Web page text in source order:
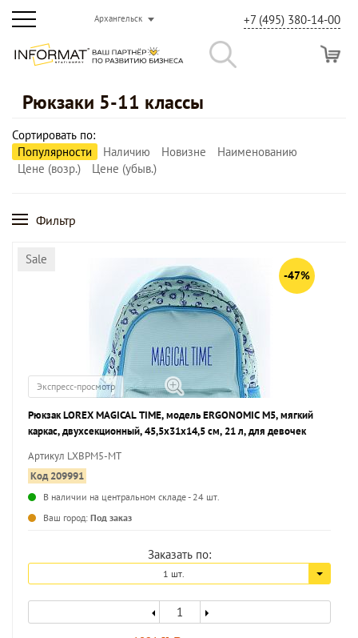
Архангельск +7 (495) 380-14-00
Рюкзаки 5-11 классы
Сортировать по:
Популярности
Наличию Новизне
Наименованию
Цене (возр.)
Цене (убыв.)
Фильтр
Sale
-47%
Экспресс-просмотр
Рюкзак LOREX MAGICAL TIME, модель ERGONOMIC M5, мягкий
каркас, двухсекционный, 45,5х31х14,5 см, 21 л, для девочек
Артикул LXBPM5-MT
Код 209991
В наличии на центральном складе - 24 шт.
Ваш город: Под заказ
Заказать по:
1 шт.